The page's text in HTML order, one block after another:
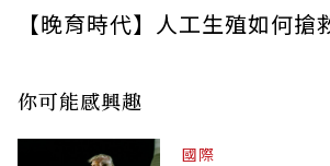
【晚育時代】人工生殖如何搶
你可能感興趣
國際